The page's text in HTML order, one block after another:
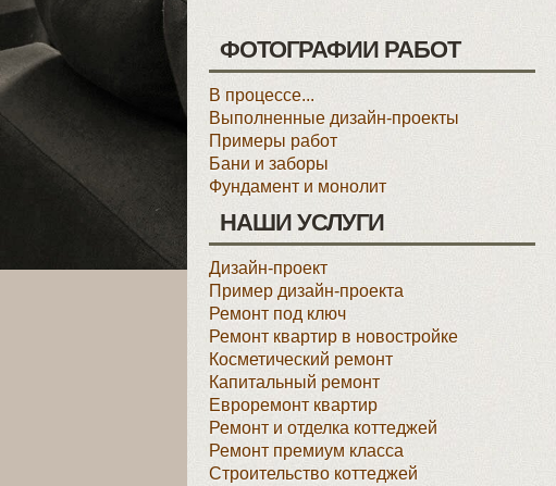
ФОТОГРАФИИ РАБОТ
В процессе...
Выполненные дизайн-проекты
Примеры работ
Бани и заборы
Фундамент и монолит
НАШИ УСЛУГИ
Дизайн-проект
Пример дизайн-проекта
Ремонт под ключ
Ремонт квартир в новостройке
Косметический ремонт
Капитальный ремонт
Евроремонт квартир
Ремонт и отделка коттеджей
Ремонт премиум класса
Строительство коттеджей